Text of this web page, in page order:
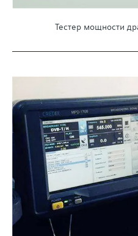
Тестер мощности